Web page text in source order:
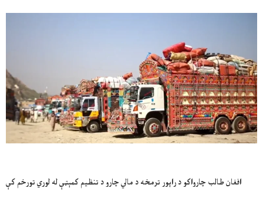
افغان طالب چارواکو د راپور ترمخه د مالي چارو د تنظیم کمېټې له لوري تورخم کې